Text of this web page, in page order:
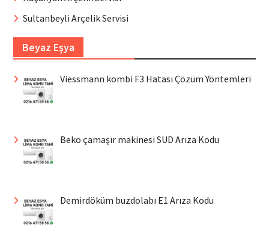
Sultanbeyli Arçelik Servisi
Beyaz Eşya
Viessmann kombi F3 Hatası Çözüm Yöntemleri
Beko çamaşır makinesi SUD Arıza Kodu
Demirdöküm buzdolabı E1 Arıza Kodu